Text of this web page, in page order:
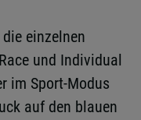
einzelnen
und Individual
im Sport-Modus
auf den blauen